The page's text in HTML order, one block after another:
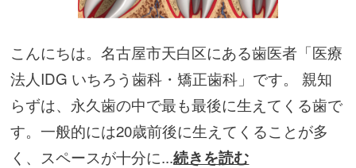
こんにちは。名古屋市天白区にある歯医者「医療
法人IDG いちろう歯科・矯正歯科」です。 親知
らずは、永久歯の中で最も最後に生えてくる歯で
す。一般的には20歳前後に生えてくることが多
く、スペースが十分に...続きを読む